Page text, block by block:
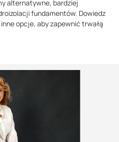
alternatywne, bardziej
fundamentów. Dowiedz
opcje, aby zapewnić trwałą